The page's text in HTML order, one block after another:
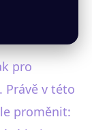
pro
v této
proměnit: